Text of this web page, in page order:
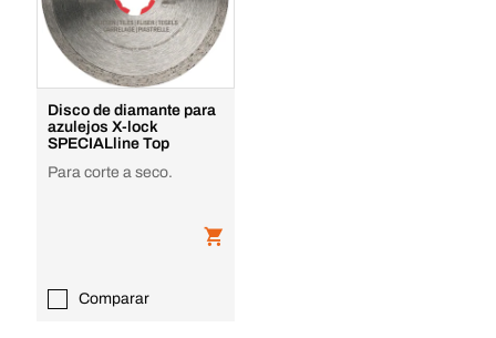
Disco de diamante para
azulejos X-lock
SPECIALline Top
Para corte a seco.
Comparar